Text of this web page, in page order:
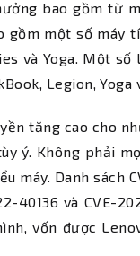
bao gồm từ
gồm một số máy
và Yoga. Một số
Legion, Yoga
tăng cao cho
ý. Không phải
máy. Danh sách
40136 và CVE-
vốn được